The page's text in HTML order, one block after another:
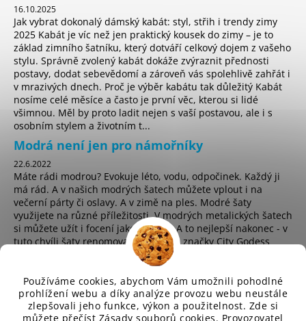
Používáme cookies, abychom Vám umožnili pohodlné
prohlížení webu a díky analýze provozu webu neustále
zlepšovali jeho funkce, výkon a použitelnost. Zde si
můžete přečíst Zásady souborů cookies. Provozovatel
16.10.2025
Jak vybrat dokonalý dámský kabát: styl, střih i trendy zimy
2025 Kabát je víc než jen praktický kousek do zimy – je to
základ zimního šatníku, který dotváří celkový dojem z vašeho
stylu. Správně zvolený kabát dokáže zvýraznit přednosti
postavy, dodat sebevědomí a zároveň vás spolehlivě zahřát i
v mrazivých dnech. Proč je výběr kabátu tak důležitý Kabát
nosíme celé měsíce a často je první věc, kterou si lidé
všimnou. Měl by proto ladit nejen s vaší postavou, ale i s
osobním stylem a životním t...
Modrá není jen pro námořníky
22.6.2022
Máte rádi modrou? Evokuje léto, vodu, odpočinek. Každý ji
má rád. A v našich modrých šatech můžete vplout i na
večerní párty či oslavy. A v zimě na ples. Modré šaty
využijete na různé příležitosti. V modrých metalických šatech
si můžete užít i focení jako hvězda. A to nejlepší nakonec - v
tuto chvíli šaty renomované anglické značky City Godess
koupíte za pouhých 225 Kč! ...
sd